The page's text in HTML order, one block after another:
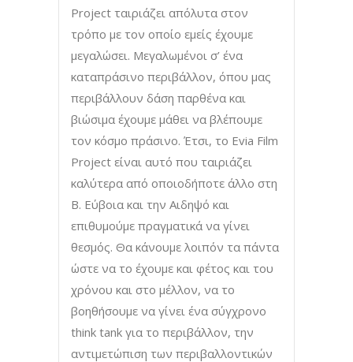
Project ταιριάζει απόλυτα στον
τρόπο με τον οποίο εμείς έχουμε
μεγαλώσει. Μεγαλωμένοι σ’ ένα
καταπράσινο περιβάλλον, όπου μας
περιβάλλουν δάση παρθένα και
βιώσιμα έχουμε μάθει να βλέπουμε
τον κόσμο πράσινο. Έτσι, το Evia Film
Project είναι αυτό που ταιριάζει
καλύτερα από οποιοδήποτε άλλο στη
Β. Εύβοια και την Αιδηψό και
επιθυμούμε πραγματικά να γίνει
θεσμός. Θα κάνουμε λοιπόν τα πάντα
ώστε να το έχουμε και φέτος και του
χρόνου και στο μέλλον, να το
βοηθήσουμε να γίνει ένα σύγχρονο
think tank για το περιβάλλον, την
αντιμετώπιση των περιβαλλοντικών